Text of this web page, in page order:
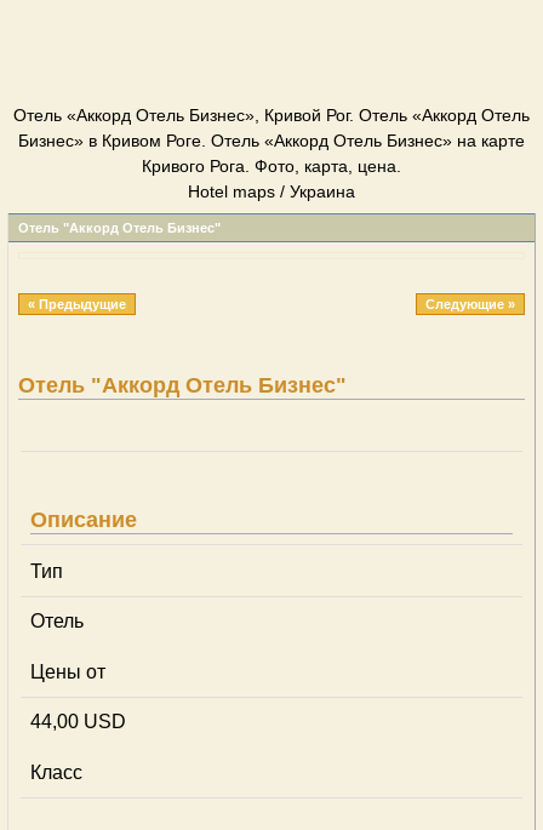
Отель «Аккорд Отель Бизнес», Кривой Рог. Отель «Аккорд Отель
Бизнес» в Кривом Роге. Отель «Аккорд Отель Бизнес» на карте
Кривого Рога. Фото, карта, цена.
Hotel maps / Украина
Отель "Аккорд Отель Бизнес"
« Предыдущие Следующие »
Отель "Аккорд Отель Бизнес"
Описание
Тип
Отель
Цены от
44,00 USD
Класс